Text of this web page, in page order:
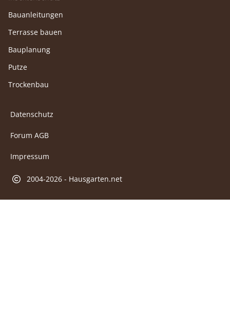
Bauanleitungen
Terrasse bauen
Bauplanung
Putze
Trockenbau
Datenschutz
Forum AGB
Impressum
2004-2026 - Hausgarten.net